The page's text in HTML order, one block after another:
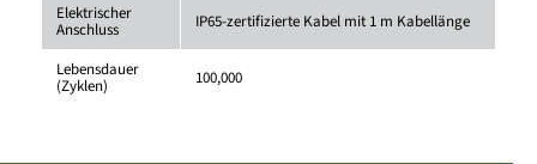
Elektrischer
Anschluss IP65-zertifizierte Kabel mit 1 m Kabellänge
Lebensdauer
(Zyklen) 100,000